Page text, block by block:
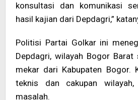
konsultasi dan komunikasi
hasil kajian dari Depdagri,”
Politisi Partai Golkar ini
Depdagri, wilayah Bogor
mekar dari Kabupaten Bogor.
teknis dan cakupan
masalah.